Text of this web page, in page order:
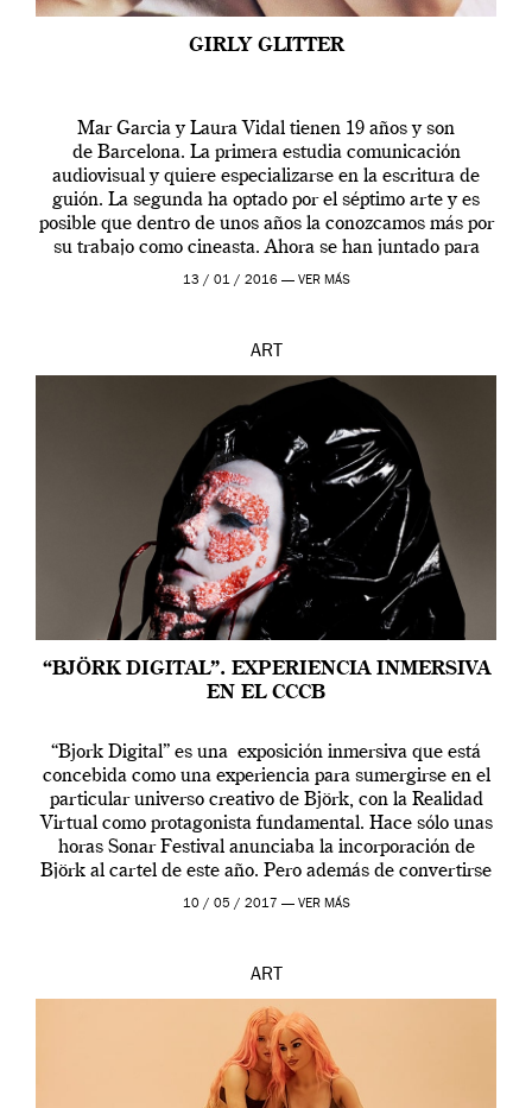
GIRLY GLITTER
Mar Garcia y Laura Vidal tienen 19 años y son
de Barcelona. La primera estudia comunicación
audiovisual y quiere especializarse en la escritura de
guión. La segunda ha optado por el séptimo arte y es
posible que dentro de unos años la conozcamos más por
su trabajo como cineasta. Ahora se han juntado para
contarnos una […]
13 / 01 / 2016 — VER MÁS
ART
“BJÖRK DIGITAL”. EXPERIENCIA INMERSIVA
EN EL CCCB
“Bjork Digital” es una exposición inmersiva que está
concebida como una experiencia para sumergirse en el
particular universo creativo de Björk, con la Realidad
Virtual como protagonista fundamental. Hace sólo unas
horas Sonar Festival anunciaba la incorporación de
Björk al cartel de este año. Pero además de convertirse
en una de las actuaciones más relevantes […]
10 / 05 / 2017 — VER MÁS
ART